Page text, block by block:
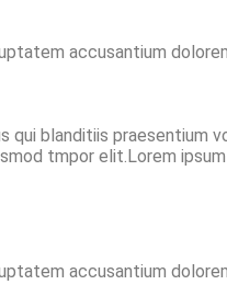
accusantium
blanditiis
tmpor elit.Lorem
accusantium